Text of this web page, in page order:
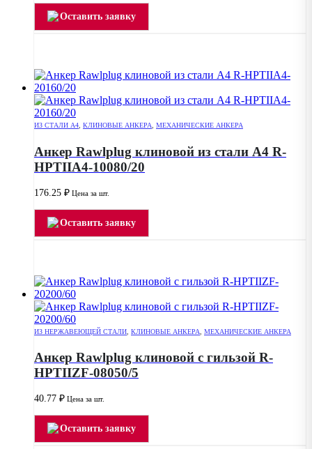
Оставить заявку
ИЗ СТАЛИ А4, КЛИНОВЫЕ АНКЕРА, МЕХАНИЧЕСКИЕ АНКЕРА
Анкер Rawlplug клиновой из стали А4 R-
HPTIIA4-10080/20
176.25 ₽ Цена за шт.
Оставить заявку
ИЗ НЕРЖАВЕЮЩЕЙ СТАЛИ КЛИНОВЫЕ АНКЕРА МЕХАНИЧЕСКИЕ АНКЕРА
Анкер Rawlplug клиновой с гильзой R-
HPTIIZF-08050/5
40.77 ₽ Цена за шт.
Оставить заявку